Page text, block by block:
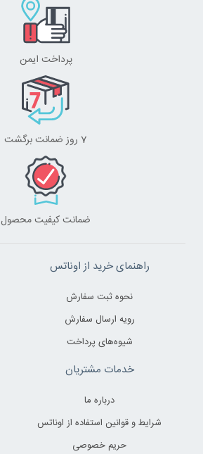
پرداخت ایمن
7 روز ضمانت برگشت
ضمانت کیفیت محصول
راهنمای خرید از اوناتس
نحوه ثبت سفارش
رویه ارسال سفارش
شیوه‌های پرداخت
خدمات مشتریان
درباره ما
شرایط و قوانین استفاده از اوناتس
حریم خصوصی